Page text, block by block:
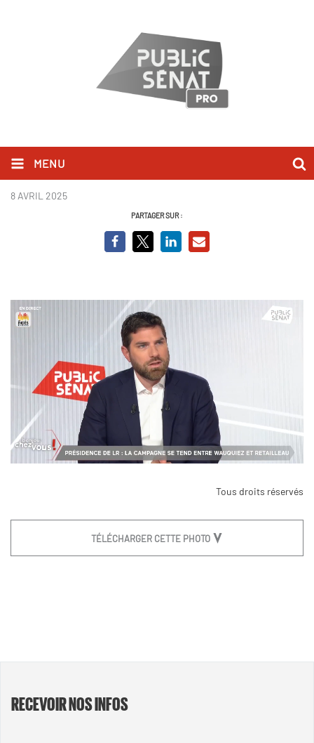
MENU
Vincent Jeanbrun_BCVO.png
8 AVRIL 2025
PARTAGER SUR :
Tous droits réservés
TÉLÉCHARGER CETTE PHOTO
RECEVOIR NOS INFOS